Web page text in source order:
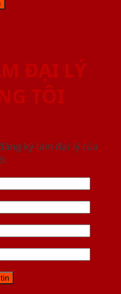
ĐẠI LÝ
TÔI
ký làm đại lý của